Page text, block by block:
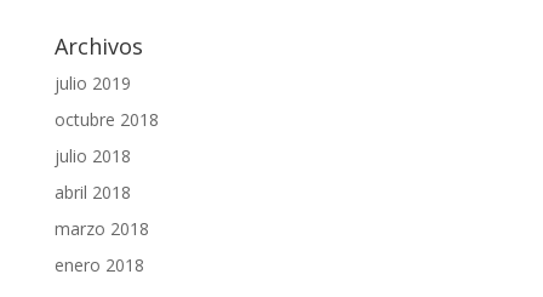
Archivos
julio 2019
octubre 2018
julio 2018
abril 2018
marzo 2018
enero 2018